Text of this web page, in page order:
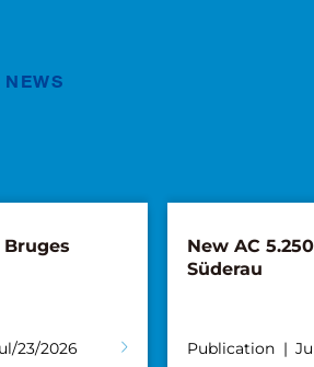
Bruges
23/2026
New AC
Süderau
Publication